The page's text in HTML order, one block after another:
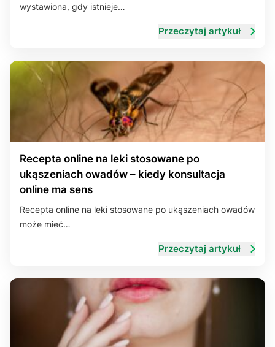
wystawiona, gdy istnieje…
Przeczytaj artykuł
Recepta online na leki stosowane po
ukąszeniach owadów – kiedy konsultacja
online ma sens
Recepta online na leki stosowane po ukąszeniach owadów
może mieć…
Przeczytaj artykuł